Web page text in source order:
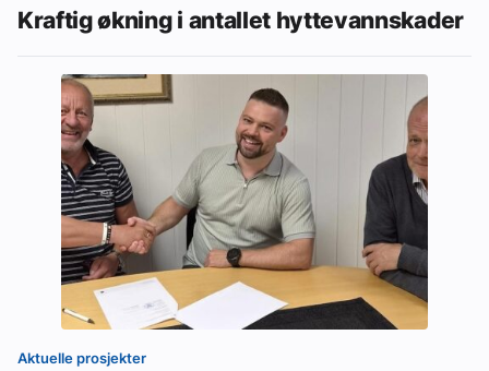
Kraftig økning i antallet hyttevannskader
Aktuelle prosjekter